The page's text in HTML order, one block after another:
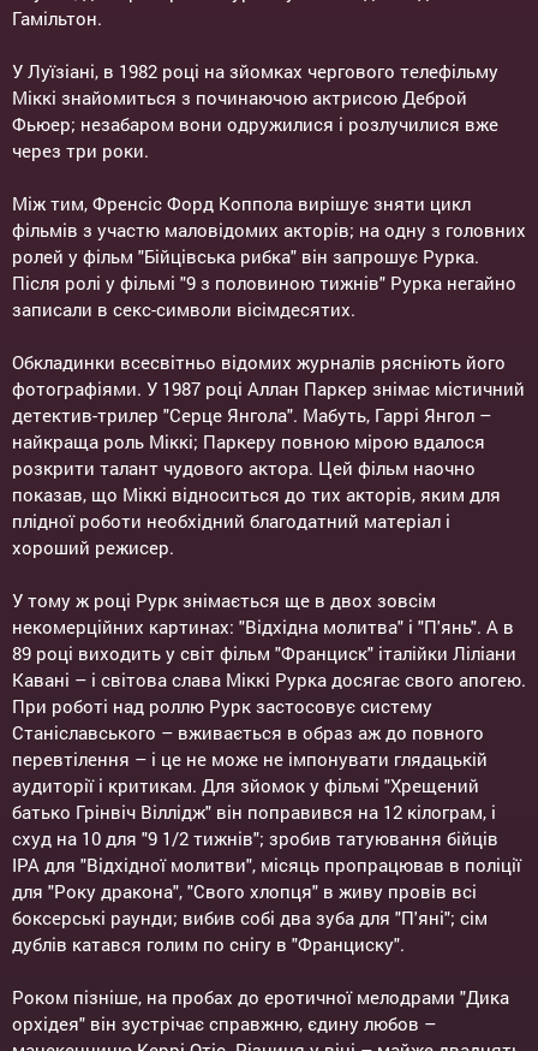
Гамільтон.
У Луїзіані, в 1982 році на зйомках чергового телефільму
Міккі знайомиться з починаючою актрисою Деброй
Фьюер; незабаром вони одружилися і розлучилися вже
через три роки.
Між тим, Френсіс Форд Коппола вирішує зняти цикл
фільмів з участю маловідомих акторів; на одну з головних
ролей у фільм "Бійцівська рибка" він запрошує Рурка.
Після ролі у фільмі "9 з половиною тижнів" Рурка негайно
записали в секс-символи вісімдесятих.
Обкладинки всесвітньо відомих журналів рясніють його
фотографіями. У 1987 році Аллан Паркер знімає містичний
детектив-трилер "Серце Янгола". Мабуть, Гаррі Янгол –
найкраща роль Міккі; Паркеру повною мірою вдалося
розкрити талант чудового актора. Цей фільм наочно
показав, що Міккі відноситься до тих акторів, яким для
плідної роботи необхідний благодатний матеріал і
хороший режисер.
У тому ж році Рурк знімається ще в двох зовсім
некомерційних картинах: "Відхідна молитва" і "П'янь". А в
89 році виходить у світ фільм "Франциск" італійки Ліліани
Кавані – і світова слава Міккі Рурка досягає свого апогею.
При роботі над роллю Рурк застосовує систему
Станіславського – вживається в образ аж до повного
перевтілення – і це не може не імпонувати глядацькій
аудиторії і критикам. Для зйомок у фільмі "Хрещений
батько Грінвіч Віллідж" він поправився на 12 кілограм, і
схуд на 10 для "9 1/2 тижнів"; зробив татуювання бійців
ІРА для "Відхідної молитви", місяць пропрацював в поліції
для "Року дракона", "Свого хлопця" в живу провів всі
боксерські раунди; вибив собі два зуба для "П'яні"; сім
дублів катався голим по снігу в "Франциску".
Роком пізніше, на пробах до еротичної мелодрами "Дика
орхідея" він зустрічає справжню, єдину любов –